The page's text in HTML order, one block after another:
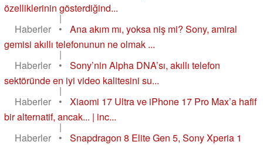
özelliklerinin gösterdiğind...
|
Haberler
•
Ana akım mı, yoksa niş mi? Sony, amiral
gemisi akıllı telefonunun ne olmak ...
|
Haberler
•
Sony’nin Alpha DNA’sı, akıllı telefon
sektöründe en iyi video kalitesini su...
|
Haberler
•
Xiaomi 17 Ultra ve iPhone 17 Pro Max’a hafif
bir alternatif, ancak... | inc...
|
Haberler
•
Snapdragon 8 Elite Gen 5, Sony Xperia 1